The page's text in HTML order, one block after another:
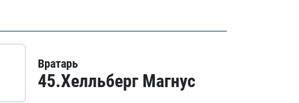
Вратарь
45.Хелльберг Магнус